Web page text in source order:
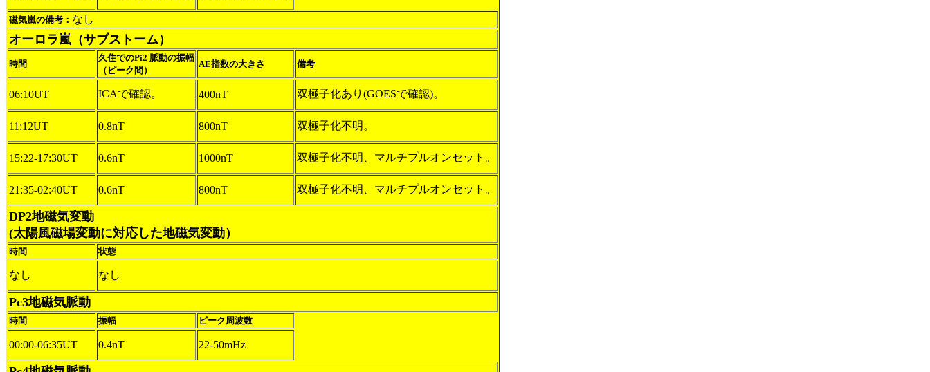
磁気嵐の備考： なし
オーロラ嵐（サブストーム）
時間
久住でのPi2 脈動の振幅
（ピーク間）
AE指数の大きさ 備考
06:10UT ICAで確認。 400nT 双極子化あり(GOESで確認)。
11:12UT 0.8nT 800nT 双極子化不明。
15:22-17:30UT 0.6nT 1000nT 双極子化不明、マルチプルオンセット。
21:35-02:40UT 0.6nT 800nT 双極子化不明、マルチプルオンセット。
DP2地磁気変動
(太陽風磁場変動に対応した地磁気変動）
時間 状態
なし なし
Pc3地磁気脈動
時間 振幅 ピーク周波数
00:00-06:35UT 0.4nT 22-50mHz